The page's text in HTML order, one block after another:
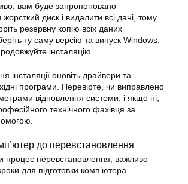
вам буде запропоновано
диск і видалити всі дані, тому
резервну копію всіх даних
ту саму версію та випуск Windows,
інсталяцію.
інсталяції оновіть драйвери та
програми. Перевірте, чи виправлено
відновлення системи , і якщо ні,
технічного фахівця за
до перевстановлення
процес перевстановлення, важливо
для підготовки комп’ютера.